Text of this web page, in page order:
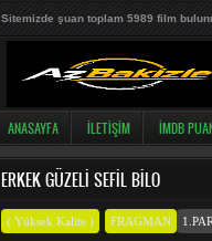
Sitemizde şuan toplam 5989 film
ANASAYFA İLETIŞIM İMDB
ERKEK GÜZELI SEFIL BILO
( Yüksek Kalite ) FRAGMAN